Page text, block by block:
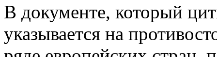
В документе, который
указывается на